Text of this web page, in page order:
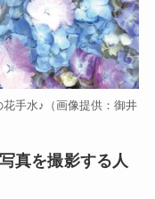
手水♪（画像提供：御井
真を撮影する人